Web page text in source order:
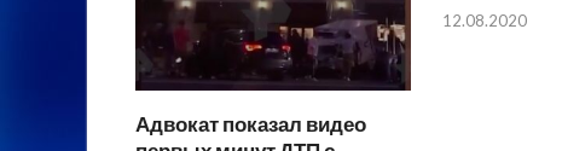
Адвокат показал видео
12.08.2020